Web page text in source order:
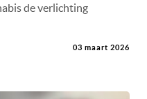
de verlichting
03 maart 2026